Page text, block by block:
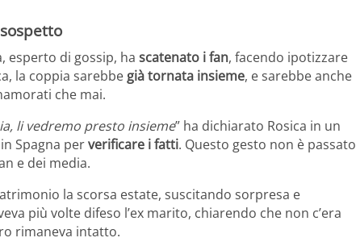
esperto di gossip, ha scatenato i fan, facendo ipotizzare
la coppia sarebbe già tornata insieme, e sarebbe anche
che mai.
li vedremo presto insieme” ha dichiarato Rosica in un
Spagna perverificare i fatti. Questo gesto non è passato
e dei media.
la scorsa estate, suscitando sorpresa e
più volte difeso l’ex marito, chiarendo che non c’era
rimaneva intatto.